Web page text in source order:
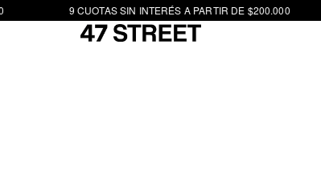
9 CUOTAS SIN INTERÉS A PARTIR DE $200.000